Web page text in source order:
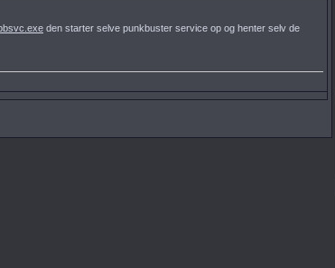
den starter selve punkbuster service op og henter selv de